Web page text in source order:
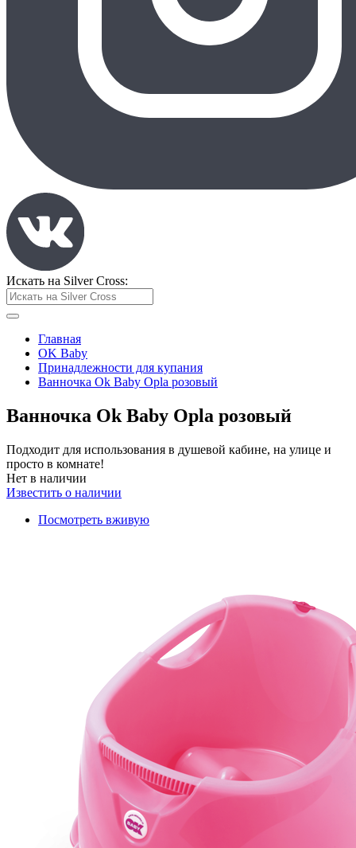
Искать на Silver Cross:
Главная
OK Baby
Принадлежности для купания
Ванночка Ok Baby Opla розовый
Ванночка Ok Baby Opla розовый
Подходит для использования в душевой кабине, на улице и
просто в комнате!
Нет в наличии
Известить о наличии
Посмотреть вживую